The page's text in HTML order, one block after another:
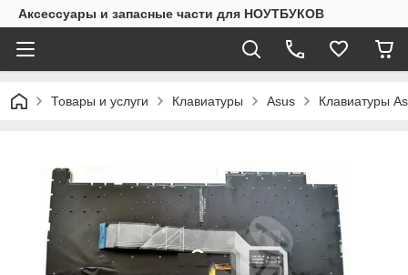
Аксессуары и запасные части для НОУТБУКОВ
Товары и услуги Клавиатуры Asus Клавиатуры